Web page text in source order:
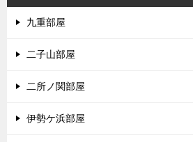
九重部屋
二子山部屋
二所ノ関部屋
伊勢ケ浜部屋